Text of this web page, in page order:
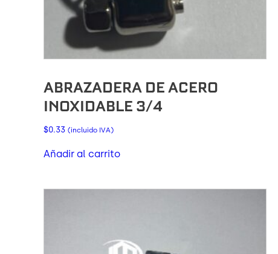
ABRAZADERA DE ACERO
INOXIDABLE 3/4
$0.33 (incluido IVA)
Añadir al carrito